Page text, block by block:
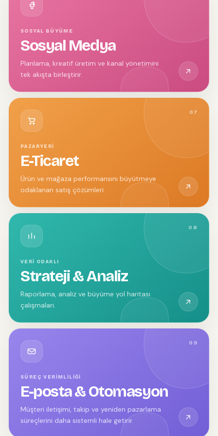
SOSYAL BÜYÜME
Sosyal Medya
Planlama, kreatif üretim ve kanal yönetimini
tek akışta birleştirir.
07
PAZARYERI
E-Ticaret
Ürün ve mağaza performansını büyütmeye
odaklanan satış çözümleri.
08
VERI ODAKLI
Strateji & Analiz
Raporlama, analiz ve büyüme yol haritası
çalışmaları.
09
SÜREÇ VERIMLILIĞI
E-posta & Otomasyon
Müşteri iletişimi, takip ve yeniden pazarlama
süreçlerini daha sistemli hale getirir.